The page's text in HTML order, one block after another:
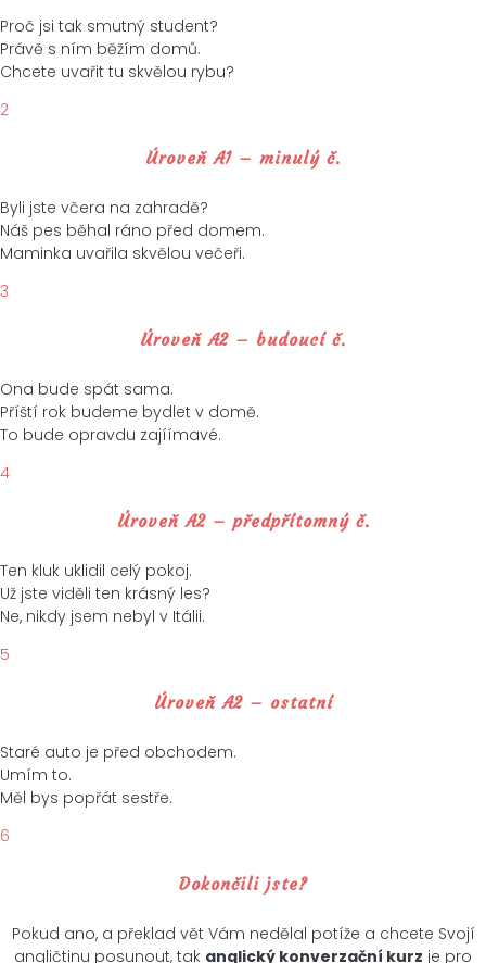
Proč jsi tak smutný student?
Právě s ním běžím domů.
Chcete uvařit tu skvělou rybu?
2
Úroveň A1 – minulý č.
Byli jste včera na zahradě?
Náš pes běhal ráno před domem.
Maminka uvařila skvělou večeři.
3
Úroveň A2 – budoucí č.
Ona bude spát sama.
Příští rok budeme bydlet v domě.
To bude opravdu zajíímavé.
4
Úroveň A2 – předpřítomný č.
Ten kluk uklidil celý pokoj.
Už jste viděli ten krásný les?
Ne, nikdy jsem nebyl v Itálii.
5
Úroveň A2 – ostatní
Staré auto je před obchodem.
Umím to.
Měl bys popřát sestře.
6
Dokončili jste?
Pokud ano, a překlad vět Vám nedělal potíže a chcete Svojí
angličtinu posunout, tak anglický konverzační kurz je pro